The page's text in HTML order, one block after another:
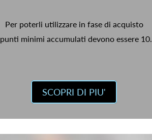
Per poterli utilizzare in fase di acquisto
minimi accumulati devono essere 10.
SCOPRI DI PIU'